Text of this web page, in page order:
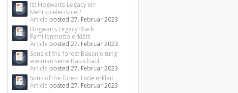
Ist Hogwarts-Legacy ein
Mehrspieler-Spiel?
Article posted27. Februar 2023
Hogwarts Legacy Black
Familienmotto erklärt
Article posted27. Februar 2023
Sons of the forest Bauanleitung -
wie man seine Basis baut
Article posted27. Februar 2023
Sons of the forest Ende erklärt
Article posted27. Februar 2023